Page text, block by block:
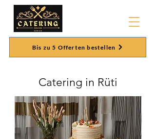
Bis zu 5 Offerten bestellen
Catering in Rüti